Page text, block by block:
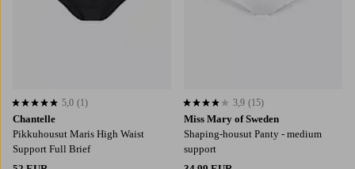
Chantelle
Pikkuhousut Maris High Waist
Support Full Brief
5,0 perustuen 1 arvosanaan
5,0 (1)
Miss Mary of Sweden
Shaping-housut Panty - medium
support
3,9 perustuen 15 arvosanaan
3,9 (15)